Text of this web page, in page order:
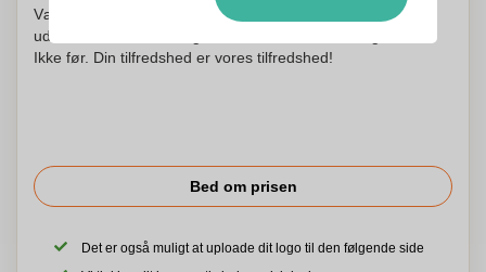
Vær ikke urolig! Vi kontrollerer hvert logo og begynder at
udskrive først efter din godkendelse af udskrivningsordren.
Ikke før. Din tilfredshed er vores tilfredshed!
Bed om prisen
Det er også muligt at uploade dit logo til den følgende side